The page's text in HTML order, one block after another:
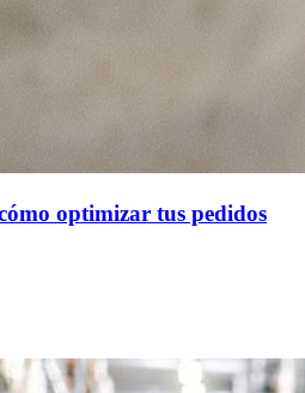
optimizar tus pedidos